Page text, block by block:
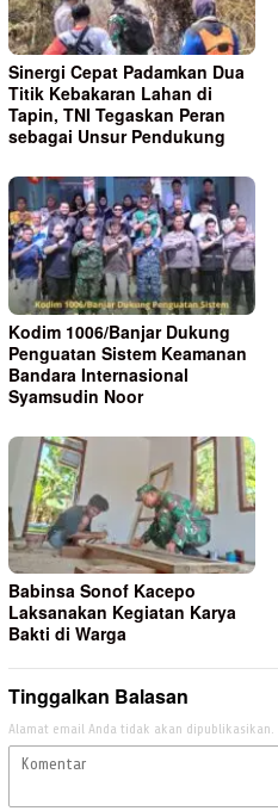
Sinergi Cepat Padamkan Dua
Titik Kebakaran Lahan di
Tapin, TNI Tegaskan Peran
sebagai Unsur Pendukung
Kodim 1006/Banjar Dukung
Penguatan Sistem Keamanan
Bandara Internasional
Syamsudin Noor
Babinsa Sonof Kacepo
Laksanakan Kegiatan Karya
Bakti di Warga
Tinggalkan Balasan
Alamat email Anda tidak akan dipublikasikan.